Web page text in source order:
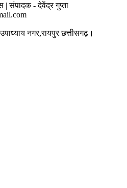
| संपादक - देवेंद्र गुप्ता
नगर,रायपुर छत्तीसगढ़।